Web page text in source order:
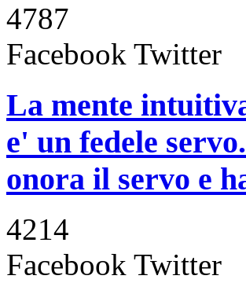
4787
Facebook Twitter
La mente
e' un fedele
onora il servo e
4214
Facebook Twitter